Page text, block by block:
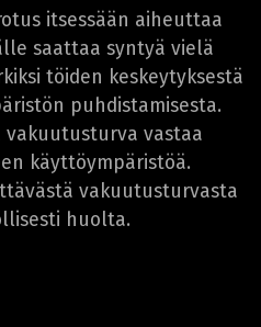
itsessään aiheuttaa
saattaa syntyä vielä
töiden keskeytyksestä
puhdistamisesta.
vastaa
käyttöympäristöä.
vakuutusturvasta
huolta.